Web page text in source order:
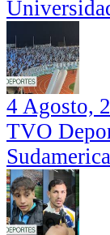
4 Agosto,
TVO